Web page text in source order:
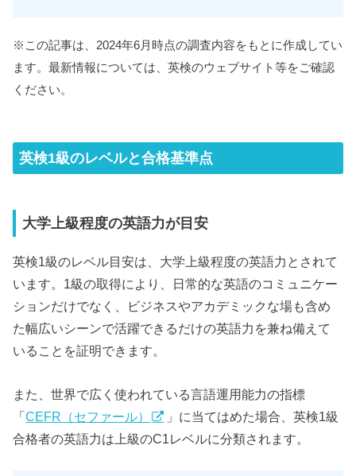
※この記事は、2024年6月時点の調査内容をもとに作成してい
ます。最新情報については、英検のウェブサイト等をご確認
ください。
英検1級のレベルと合格基準点
大学上級程度の英語力が目安
英検1級のレベル目安は、大学上級程度の英語力とされて
います。1級の取得により、日常的な英語のコミュニケー
ションだけでなく、ビジネスやアカデミックな場も含め
た幅広いシーンで活躍できるだけの英語力を兼ね備えて
いることを証明できます。
また、世界で広く使われている言語運用能力の指標
「CEFR（セファール）
」に当てはめた場合、英検1級
合格者の英語力は上級のC1レベルに分類されます。